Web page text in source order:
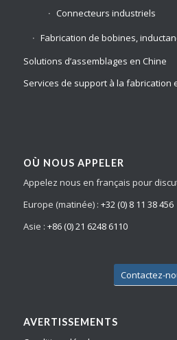
Connecteurs industriels
Fabrication de bobines,
Solutions d’assemblages en Chine
Services de support à la fabrication
OÙ NOUS APPELER
Appelez nous en français pour
Europe (matinée) : +32 (0) 8 11 38 456
Asie : +86 (0) 21 6248 6110
Contactez-
AVERTISSEMENTS